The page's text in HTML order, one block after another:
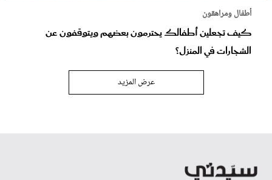
أطفال ومراهقون
كيف تجعلين أطفالك يحترمون بعضهم ويتوقفون عن
الشجارات في المنزل؟
عرض المزيد